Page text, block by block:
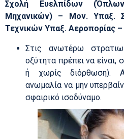
Σχολή Ευελπίδων
Μηχανικών) – Μον. Υπαξ.
Τεχνικών Υπαξ. Αεροπορίας –
Στις ανωτέρω
οξύτητα πρέπει να
ή χωρίς διόρθωση).
ανωμαλία να μην
σφαιρικό ισοδύναμο.